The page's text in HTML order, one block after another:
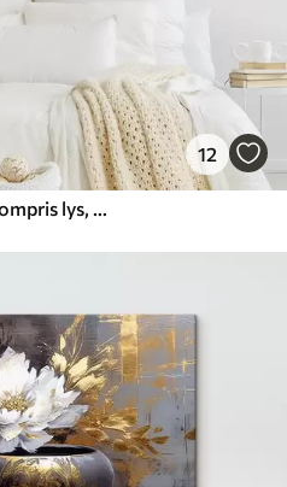
12
Fleurs blanches délicates, y compris lys, roses et autres fleurs aux pétales doux et veloutés